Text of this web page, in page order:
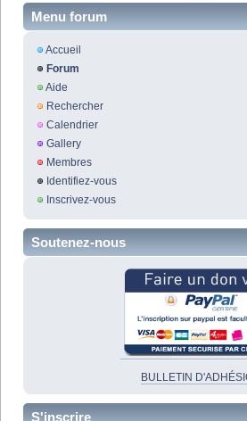
Menu forum
Accueil
Forum
Aide
Rechercher
Calendrier
Gallery
Membres
Identifiez-vous
Inscrivez-vous
Soutenez-nous
BULLETIN
S'inscrire